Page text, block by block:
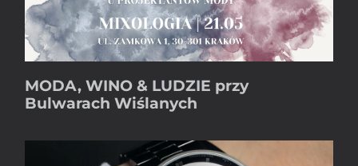
MODA, WINO & LUDZIE przy
Bulwarach Wiślanych